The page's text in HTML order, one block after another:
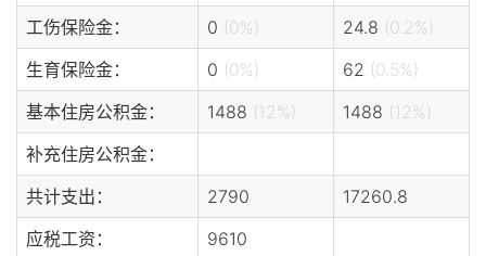
工伤保险金：
0 (0%) 24.8 (0.2%)
生育保险金：
0 (0%) 62 (0.5%)
基本住房公积金：
1488 (12%) 1488 (12%)
补充住房公积金：
共计支出：
2790
17260.8
应税工资：
9610